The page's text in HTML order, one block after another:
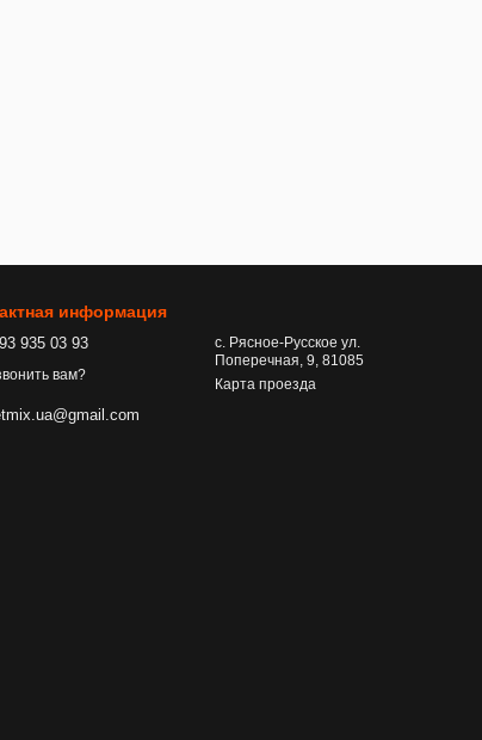
информация
935 03 93
вам?
с. Рясное-Русское ул.
Поперечная, 9, 81085
Карта проезда